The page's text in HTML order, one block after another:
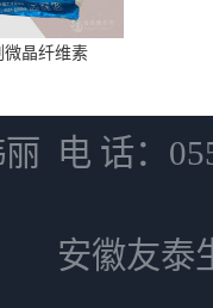
微晶纤维素
电 话：
安徽友泰